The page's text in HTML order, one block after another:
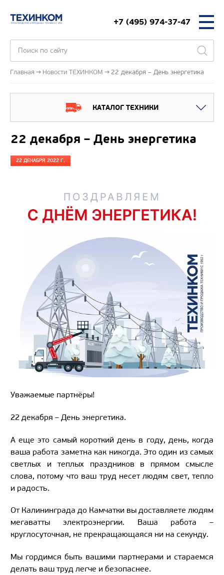
+7 (495) 974-37-47
Главная Новости ТЕХИНКОМ 22 декабря – День энергетика
КАТАЛОГ ТЕХНИКИ
22 декабря – День энергетика
22 ДЕКАБРЯ 2022 Г.
Уважаемые партнёры!
22 декабря – День энергетика.
А еще это самый короткий день в году, день, когда
ваша работа заметна как никогда. Это один из самых
светлых и теплых праздников в прямом смысле
слова, потому что ваш труд несет людям свет, тепло
и радость.
От Калининграда до Камчатки вы доставляете людям
мегаватты электроэнергии. Ваша работа –
круглосуточная, не прекращающаяся ни на секунду.
Мы гордимся быть вашими партнерами и стараемся
делать ваш труд легче и безопаснее.